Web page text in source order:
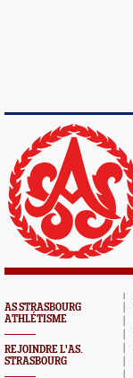
AS STRASBOURG
ATHLÉTISME
REJOINDRE L'AS.
STRASBOURG